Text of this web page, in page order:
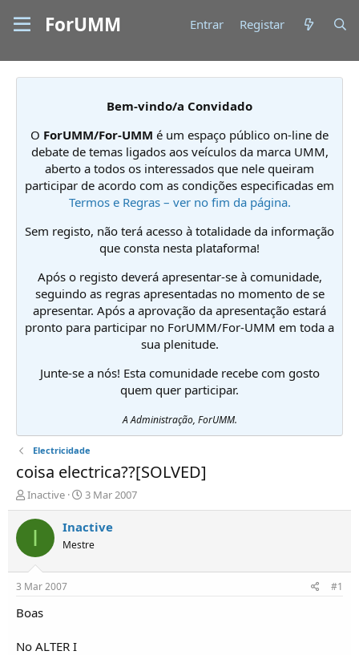
ForUMM Entrar Registar
Bem-vindo/a Convidado
O ForUMM/For-UMM é um espaço público on-line de
debate de temas ligados aos veículos da marca UMM,
aberto a todos os interessados que nele queiram
participar de acordo com as condições especificadas em
Termos e Regras – ver no fim da página.
Sem registo, não terá acesso à totalidade da informação
que consta nesta plataforma!
Após o registo deverá apresentar-se à comunidade,
seguindo as regras apresentadas no momento de se
apresentar. Após a aprovação da apresentação estará
pronto para participar no ForUMM/For-UMM em toda a
sua plenitude.
Junte-se a nós! Esta comunidade recebe com gosto
quem quer participar.
A Administração, ForUMM.
Electricidade
coisa electrica??[SOLVED]
I
n
i
i
d
o
r
Inactive
D
a
t
d
3 Mar 2007
I Inactive
Mestre
3 Mar 2007 #1
Boas
No ALTER I